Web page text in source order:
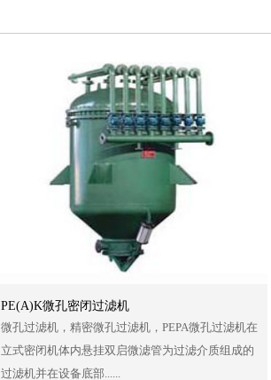
PE(A)K微孔密闭过滤机
微孔过滤机，精密微孔过滤机，PEPA微孔过滤机在
立式密闭机体内悬挂双启微滤管为过滤介质组成的
过滤机并在设备底部......